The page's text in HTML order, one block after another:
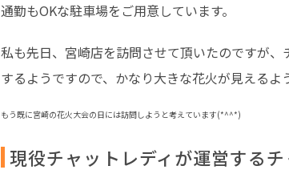
通勤もOKな駐車場をご用意しています。
私も先日、宮崎店を訪問させて頂いたのですが
するようですので、かなり大きな花火が見えるよ
もう既に宮崎の花火大会の日には訪問しようと考えています(*^^*)
現役チャットレディが運営する